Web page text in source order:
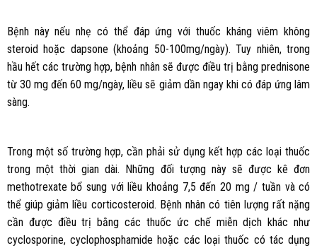
Bệnh này nếu nhẹ có thể đáp ứng với thuốc kháng viêm không
steroid hoặc dapsone (khoảng 50-100mg/ngày). Tuy nhiên, trong
hầu hết các trường hợp, bệnh nhân sẽ được điều trị bằng prednisone
từ 30 mg đến 60 mg/ngày, liều sẽ giảm dần ngay khi có đáp ứng lâm
sàng.
Trong một số trường hợp, cần phải sử dụng kết hợp các loại thuốc
trong một thời gian dài. Những đối tượng này sẽ được kê đơn
methotrexate bổ sung với liều khoảng 7,5 đến 20 mg / tuần và có
thể giúp giảm liều corticosteroid. Bệnh nhân có tiên lượng rất nặng
cần được điều trị bằng các thuốc ức chế miễn dịch khác như
cyclosporine, cyclophosphamide hoặc các loại thuốc có tác dụng